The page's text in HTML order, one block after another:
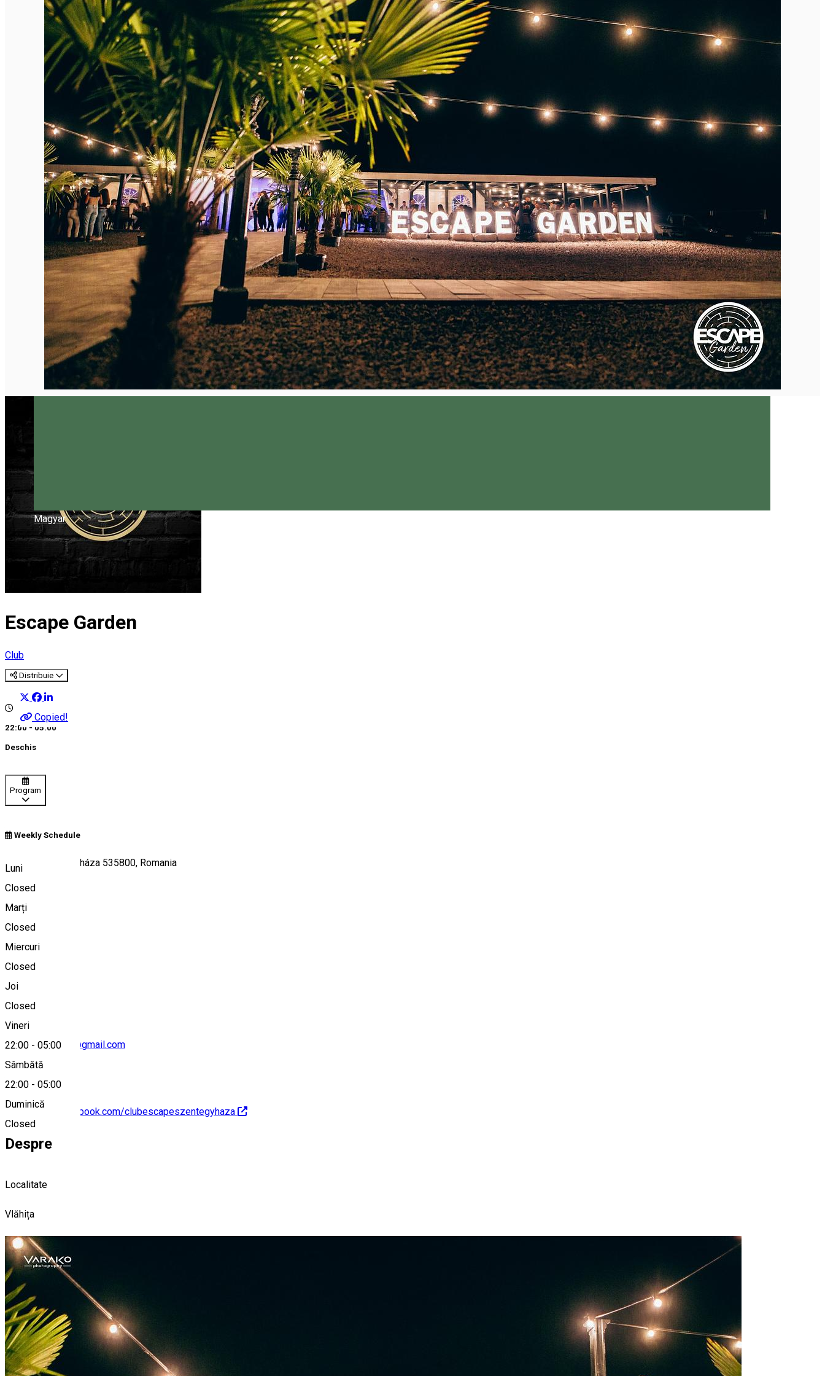
English
Magyar
Închirieri de biciclete
Escape Garden
Club
Distribuie
Copied!
22:00 - 05:00
Deschis
Program
Weekly Schedule
Luni
Closed
Marți
Closed
Miercuri
Closed
Joi
Closed
Vineri
22:00 - 05:00
Sâmbătă
22:00 - 05:00
Duminică
Closed
Vlăhița/Szentegyháza 535800, Romania
Hartă
info.escapeclub@gmail.com
https://www.facebook.com/clubescapeszentegyhaza
Despre
Localitate
Vlăhița